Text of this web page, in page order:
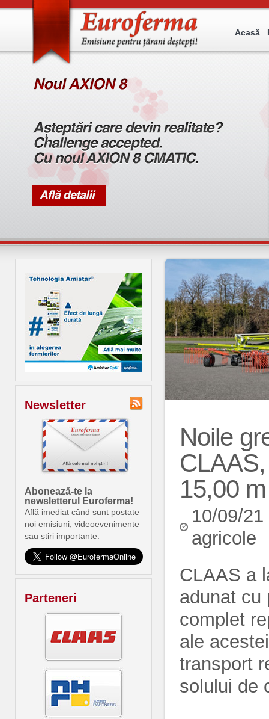
Acasă
Newsletter
Abonează-te la
newsletterul Euroferma!
Află imediat când sunt postate
noi emisiuni, videoevenimente
sau știri importante.
Parteneri
Noile
15,00 m
10/09/
agricole
CLAAS a
adunat cu
complet
ale
transport
solului de